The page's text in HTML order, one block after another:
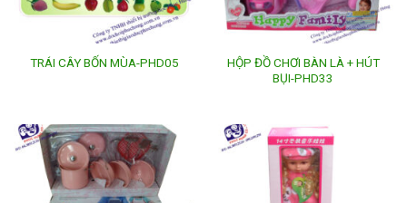
TRÁI CÂY BỐN MÙA-PHD05
HỘP ĐỒ CHƠI BÀN LÀ + HÚT
BỤI-PHD33